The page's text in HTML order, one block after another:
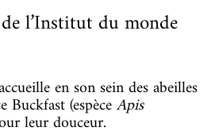
l’Institut du monde
en son sein des abeilles
Buckfast (espèceApis
leur douceur.